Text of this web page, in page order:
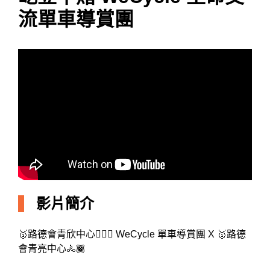
流單車導賞團
影片簡介
🥇路德會青欣中心🚴🏻‍♀️ WeCycle 單車導賞團 X 🥇路德
會青亮中心🚴🏿